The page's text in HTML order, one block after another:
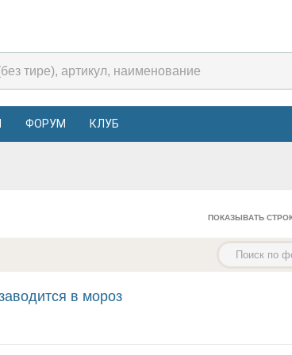
ФОРУМ КЛУБ
ПОКАЗЫВАТЬ
в мороз